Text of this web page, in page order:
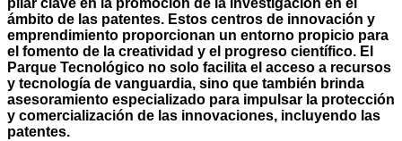
pilar clave en la promoción de la investigación en el
ámbito de las patentes. Estos centros de innovación y
emprendimiento proporcionan un entorno propicio para
el fomento de la creatividad y el progreso científico. El
Parque Tecnológico no solo facilita el acceso a recursos
y tecnología de vanguardia, sino que también brinda
asesoramiento especializado para impulsar la protección
y comercialización de las innovaciones, incluyendo las
patentes.